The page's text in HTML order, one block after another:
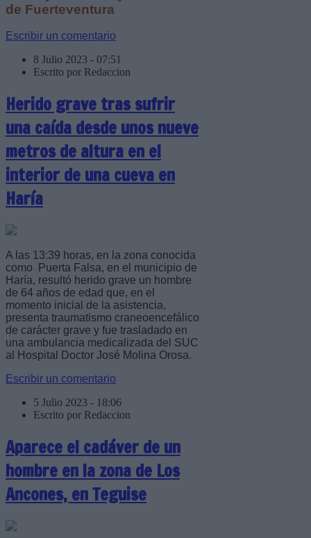
de Fuerteventura
Escribir un comentario
8 Julio 2023 - 07:51
Escrito por Redaccion
Herido grave tras sufrir
una caída desde unos nueve
metros de altura en el
interior de una cueva en
Haría
A las 13:39 horas, en la zona conocida
como Puerta Falsa, en el municipio de
Haría, resultó herido grave un hombre
de 64 años de edad que, en el
momento inicial de la asistencia,
presenta traumatismo craneoencefálico
de carácter grave y fue trasladado en
una ambulancia medicalizada del SUC
al Hospital Doctor José Molina Orosa.
Escribir un comentario
5 Julio 2023 - 18:06
Escrito por Redaccion
Aparece el cadáver de un
hombre en la zona de Los
Ancones, en Teguise